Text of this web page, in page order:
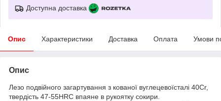
Доступна доставка
Опис Характеристики Доставка Оплата Умови
Опис
Лезо подвійного загартування з кованої вуглецевоїсталі 40Сr,
твердість 47-55HRC впаяне в рукоятку сокири.